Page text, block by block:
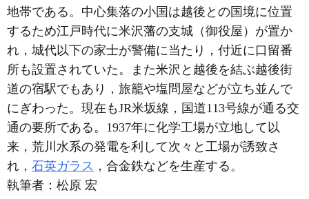
地帯である。中心集落の小国は越後との国境に位置
するため江戸時代に米沢藩の支城（御役屋）が置か
れ，城代以下の家士が警備に当たり，付近に口留番
所も設置されていた。また米沢と越後を結ぶ越後街
道の宿駅でもあり，旅籠や塩問屋などが立ち並んで
にぎわった。現在もJR米坂線，国道113号線が通る交
通の要所である。1937年に化学工場が立地して以
来，荒川水系の発電を利して次々と工場が誘致さ
れ， 石英ガラス ，合金鉄などを生産する。
執筆者： 松原 宏